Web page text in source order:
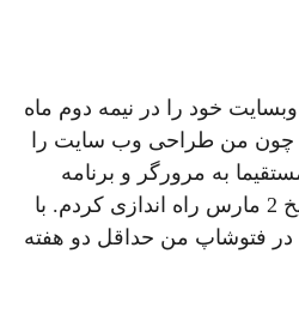
خود را در نیمه دوم ماه
چون من طراحی وب سایت را
به مرورگر و برنامه
نویسی رفتم، آن را در تاریخ 2 مارس راه اندازی کردم. با
فتوشاپ من حداقل دو هفته